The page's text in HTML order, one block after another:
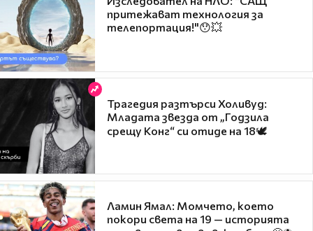
притежават технология за
телепортация!"😯💥
Трагедия разтърси Холивуд:
Младата звезда от „Годзила
срещу Конг“ си отиде на 18🕊️
Ламин Ямал: Момчето, което
покори света на 19 — историята